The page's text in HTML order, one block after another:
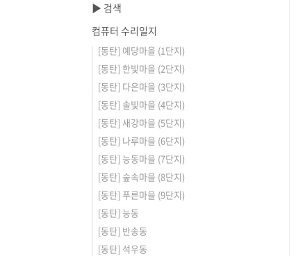
▶ 검색
컴퓨터 수리일지
[동탄] 예당마을 (1단지)
[동탄] 한빛마을 (2단지)
[동탄] 다은마을 (3단지)
[동탄] 솔빛마을 (4단지)
[동탄] 새강마을 (5단지)
[동탄] 나루마을 (6단지)
[동탄] 능동마을 (7단지)
[동탄] 숲속마을 (8단지)
[동탄] 푸른마을 (9단지)
[동탄] 능동
[동탄] 반송동
[동탄] 석우동